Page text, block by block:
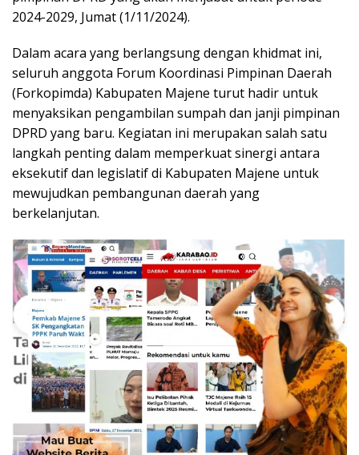
2024-2029, Jumat (1/11/2024).
Dalam acara yang berlangsung dengan khidmat ini,
seluruh anggota Forum Koordinasi Pimpinan Daerah
(Forkopimda) Kabupaten Majene turut hadir untuk
menyaksikan pengambilan sumpah dan janji pimpinan
DPRD yang baru. Kegiatan ini merupakan salah satu
langkah penting dalam memperkuat sinergi antara
eksekutif dan legislatif di Kabupaten Majene untuk
mewujudkan pembangunan daerah yang
berkelanjutan.